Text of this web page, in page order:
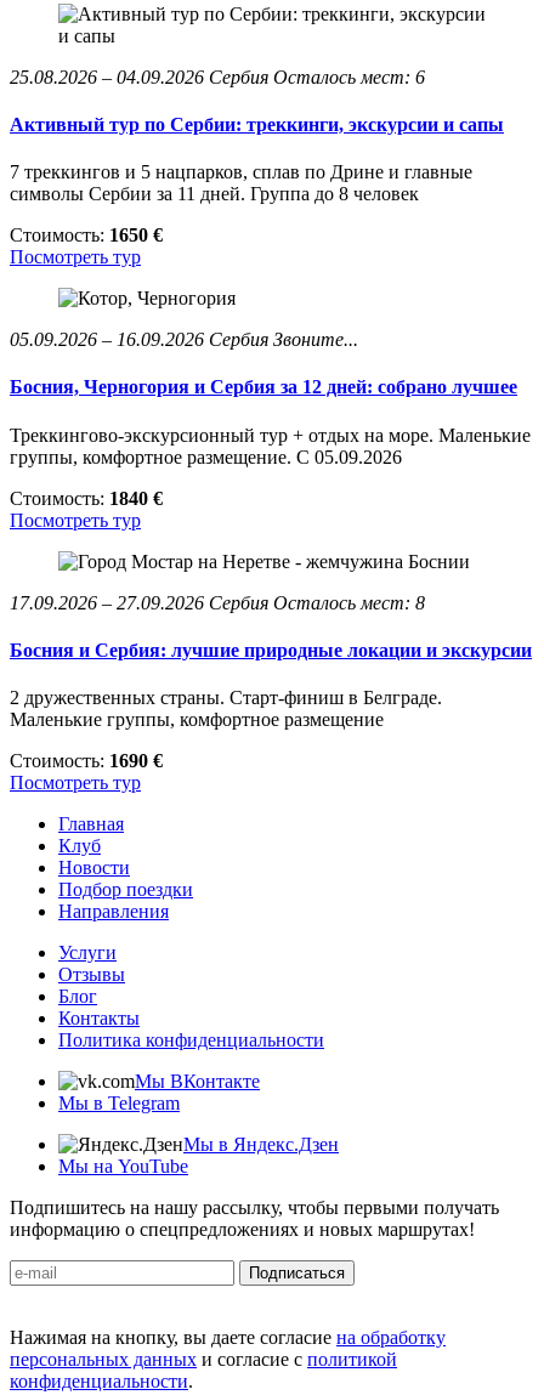
25.08.2026 – 04.09.2026 Сербия Осталось мест: 6
Активный тур по Сербии: треккинги, экскурсии и сапы
7 треккингов и 5 нацпарков, сплав по Дрине и главные
символы Сербии за 11 дней. Группа до 8 человек
Стоимость: 1650 €
Посмотреть тур
05.09.2026 – 16.09.2026 Сербия Звоните...
Босния, Черногория и Сербия за 12 дней: собрано лучшее
Треккингово-экскурсионный тур + отдых на море. Маленькие
группы, комфортное размещение. С 05.09.2026
Стоимость: 1840 €
Посмотреть тур
17.09.2026 – 27.09.2026 Сербия Осталось мест: 8
Босния и Сербия: лучшие природные локации и экскурсии
2 дружественных страны. Старт-финиш в Белграде.
Маленькие группы, комфортное размещение
Стоимость: 1690 €
Посмотреть тур
Главная
Клуб
Новости
Подбор поездки
Направления
Услуги
Отзывы
Блог
Контакты
Политика конфиденциальности
Мы ВКонтакте
Мы в Telegram
Мы в Яндекс.Дзен
Мы на YouTube
Подпишитесь на нашу рассылку, чтобы первыми получать
информацию о спецпредложениях и новых маршрутах!
Подписаться
Нажимая на кнопку, вы даете согласие на обработку
персональных данных и согласие с политикой
конфиденциальности.